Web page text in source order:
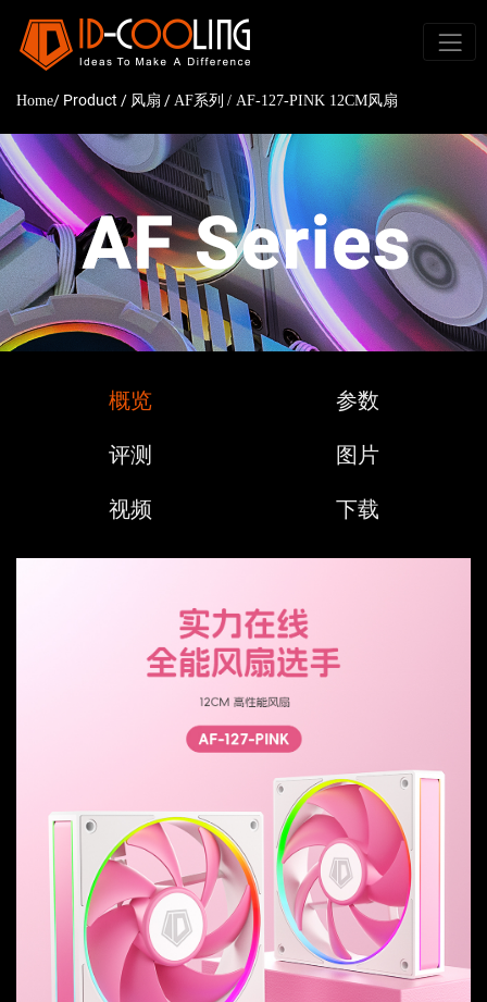
Home/ Product / 风扇 / AF系列 / AF-127-PINK 12CM风扇
概览 参数
评测 图片
视频 下载